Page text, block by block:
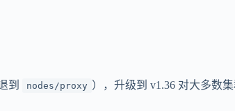
到 nodes/proxy ），升级到 v1.36 对大多数